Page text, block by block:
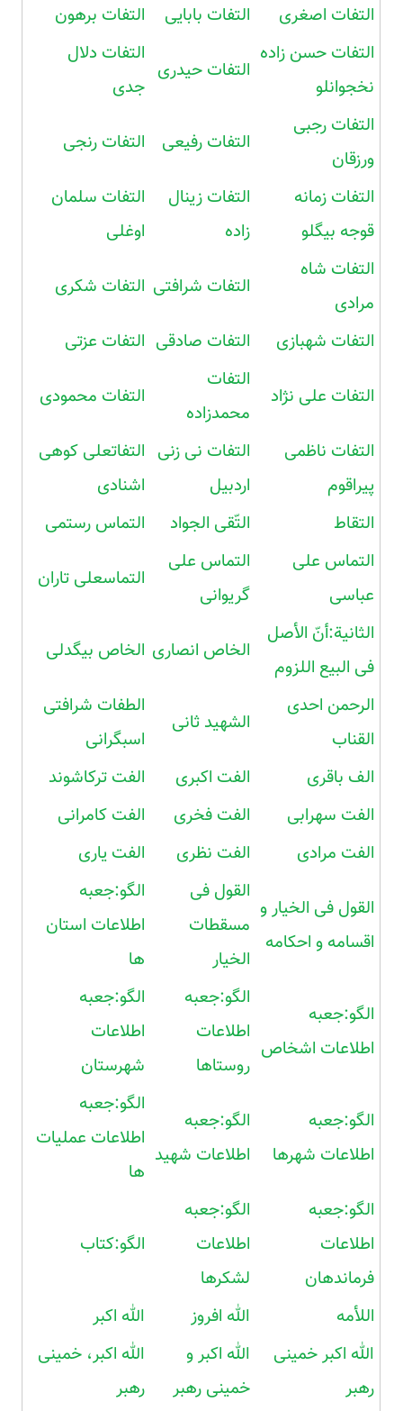
التفات اصغری
التفات بابایی
التفات برهون
التفات حسن زاده
نخجوانلو
التفات حیدری
التفات دلال
جدی
التفات رجبی
ورزقان
التفات رفیعی التفات رنجی
التفات زمانه
قوجه بیگلو
التفات زینال
زاده
التفات سلمان
اوغلی
التفات شاه
مرادی
التفات شرافتی التفات شکری
التفات شهبازی التفات صادقی التفات عزتی
التفات علی نژاد
التفات
محمدزاده
التفات محمودی
التفات ناظمی
پیراقوم
التفات نی زنی
اردبیل
التفاتعلی کوهی
اشنادی
التقاط
التّقی الجواد
التماس رستمی
التماس علی
عباسی
التماس علی
گریوانی
التماسعلی تاران
الثانیة:أنّ الأصل
فی البیع اللزوم
الخاص انصاری الخاص بیگدلی
الرحمن احدی
القناب
الشهید ثانی
الطفات شرافتی
اسبگرانی
الف باقری
الفت اکبری
الفت ترکاشوند
الفت سهرابی
الفت فخری
الفت کامرانی
الفت مرادی
الفت نظری الفت یاری
القول فی الخیار و
اقسامه و احکامه
القول فی
مسقطات
الخیار
الگو:جعبه
اطلاعات استان
ها
الگو:جعبه
اطلاعات اشخاص
الگو:جعبه
اطلاعات
روستاها
الگو:جعبه
اطلاعات
شهرستان
الگو:جعبه
اطلاعات شهرها
الگو:جعبه
اطلاعات شهید
الگو:جعبه
اطلاعات عملیات
ها
الگو:جعبه
اطلاعات
فرماندهان
الگو:جعبه
اطلاعات
لشکرها
الگو:کتاب
اللأمه الله افروز
الله اکبر
الله اکبر خمینی
رهبر
الله اکبر و
خمینی رهبر
الله اکبر، خمینی
رهبر